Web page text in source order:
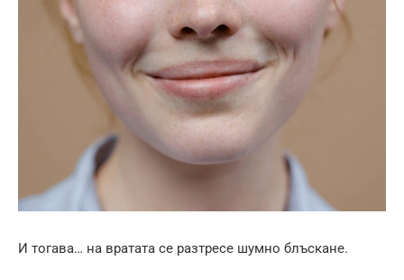
И тогава… на вратата се разтресе шумно блъскане.